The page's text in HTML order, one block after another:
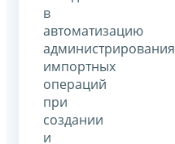
в
автоматизацию
администрирования
импортных
операций
при
создании
и